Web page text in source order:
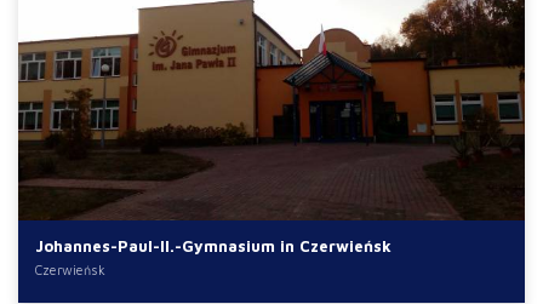
Johannes-Paul-II.-Gymnasium in Czerwieńsk
Czerwieńsk